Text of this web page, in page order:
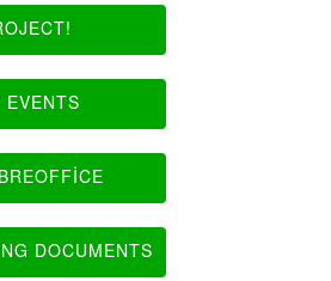
EVENTS
DOCUMENTS